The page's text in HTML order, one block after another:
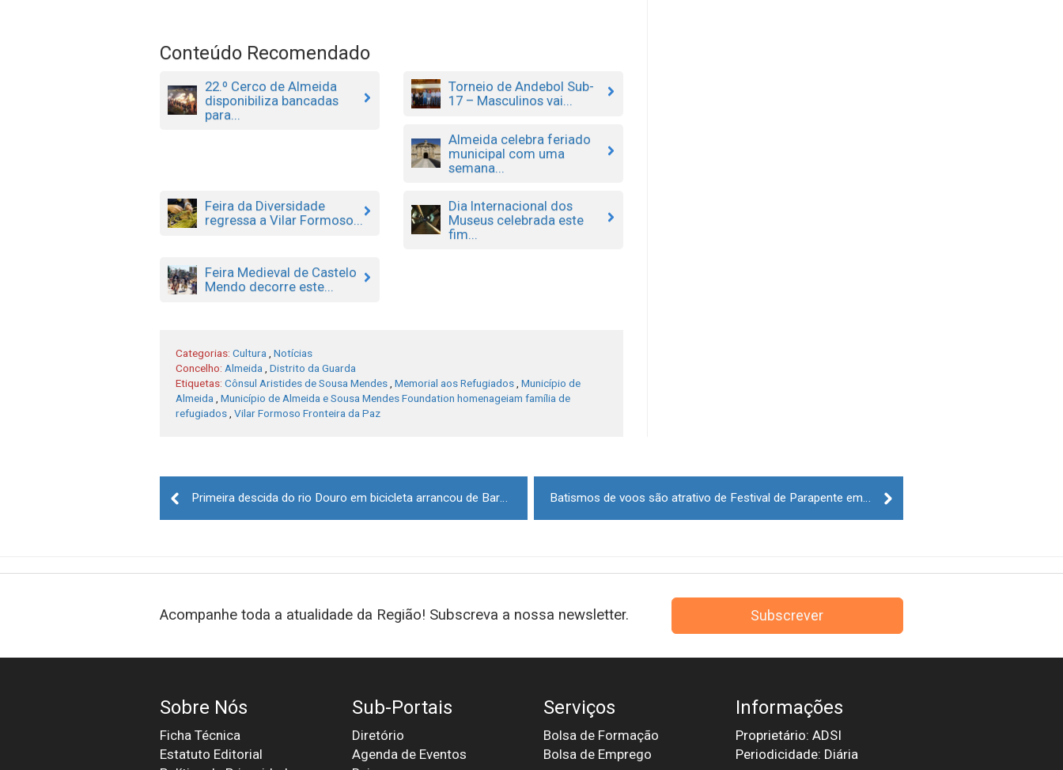
Conteúdo Recomendado
22.º Cerco de Almeida
disponibiliza bancadas
para...
Torneio de Andebol Sub-
17 – Masculinos vai...
Almeida celebra feriado
municipal com uma
semana...
Feira da Diversidade
regressa a Vilar Formoso...
Dia Internacional dos
Museus celebrada este
fim...
Feira Medieval de Castelo
Mendo decorre este...
Categorias: Cultura
Notícias
Concelho: Almeida
Distrito da Guarda
Etiquetas: Cônsul Aristides de Sousa Mendes Memorial aos Refugiados Município de
Almeida
Município de Almeida e Sousa Mendes Foundation homenageiam família de
refugiados Vilar Formoso Fronteira da Paz
navigation
Primeira descida do rio Douro em bicicleta arrancou de Barca d’Alva Batismos de voos são atrativo de Festival de Parapente em Celorico da Beira
Acompanhe toda a atualidade da Região! Subscreva a nossa newsletter. Subscrever
Sobre Nós
Ficha Técnica
Estatuto Editorial
Sub-Portais
Diretório
Agenda de Eventos
Serviços
Bolsa de Formação
Bolsa de Emprego
Informações
Proprietário: ADSI
Periodicidade: Diária